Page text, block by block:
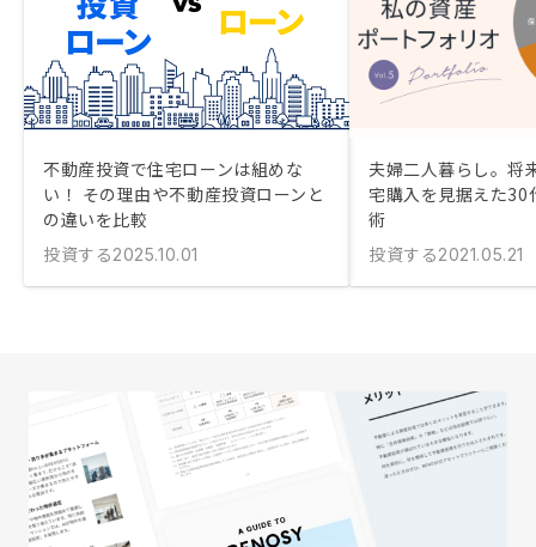
不動産投資で住宅ローンは組めな
い！ その理由や不動産投資ローンと
の違いを比較
投資する2025.10.01
夫婦二人暮らし。将
宅購入を見据えた30
術
投資する2021.05.21